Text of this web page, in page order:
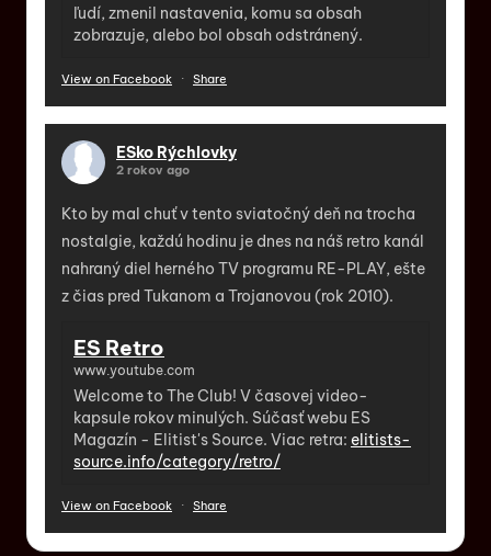
ľudí, zmenil nastavenia, komu sa obsah
zobrazuje, alebo bol obsah odstránený.
View on Facebook · Share
ESko Rýchlovky
2 rokov ago
Kto by mal chuť v tento sviatočný deň na trocha
nostalgie, každú hodinu je dnes na náš retro kanál
nahraný diel herného TV programu RE-PLAY, ešte
z čias pred Tukanom a Trojanovou (rok 2010).
ES Retro
www.youtube.com
Welcome to The Club! V časovej video-
kapsule rokov minulých. Súčasť webu ES
Magazín - Elitist's Source. Viac retra: elitists-
source.info/category/retro/
View on Facebook · Share